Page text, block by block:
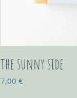
the sunny side
Prix
7,00 €